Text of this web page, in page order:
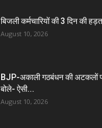
बिजली कर्मचारियों की 3 दिन की
August 10, 2026
BJP-अकाली गठबंधन की अटकलों
बोले- ऐसी...
August 10, 2026